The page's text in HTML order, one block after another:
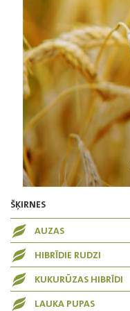
ŠĶIRNES
AUZAS
HIBRĪDIE RUDZI
KUKURŪZAS HIBRĪDI
LAUKA PUPAS